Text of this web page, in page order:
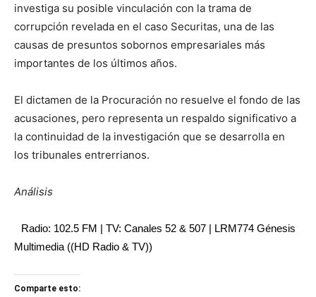
investiga su posible vinculación con la trama de
corrupción revelada en el caso Securitas, una de las
causas de presuntos sobornos empresariales más
importantes de los últimos años.
El dictamen de la Procuración no resuelve el fondo de las
acusaciones, pero representa un respaldo significativo a
la continuidad de la investigación que se desarrolla en
los tribunales entrerrianos.
Análisis
Radio: 102.5 FM | TV: Canales 52 & 507 | LRM774 Génesis
Multimedia ((HD Radio & TV))
Comparte esto: